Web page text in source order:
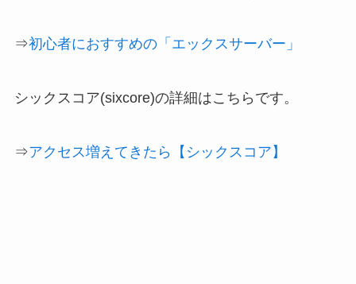
⇒初心者におすすめの「エックスサーバー」
シックスコア(sixcore)の詳細はこちらです。
⇒アクセス増えてきたら【シックスコア】